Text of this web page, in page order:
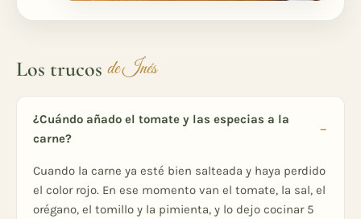
Los trucos de Inés
¿Cuándo añado el tomate y las especias a la
carne?
Cuando la carne ya esté bien salteada y haya perdido
el color rojo. En ese momento van el tomate, la sal, el
orégano, el tomillo y la pimienta, y lo dejo cocinar 5